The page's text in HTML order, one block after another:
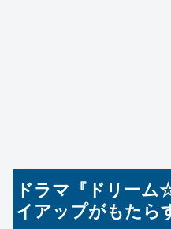
ドラマ『ドリー
イアップがもたら